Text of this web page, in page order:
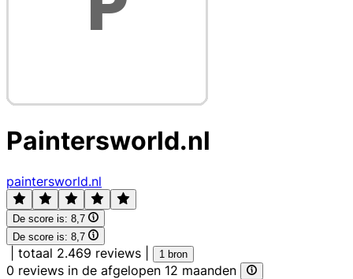
Paintersworld.nl
paintersworld.nl
De score is: 8,7
De score is: 8,7
totaal 2.469 reviews 1 bron
0 reviews in de afgelopen 12 maanden